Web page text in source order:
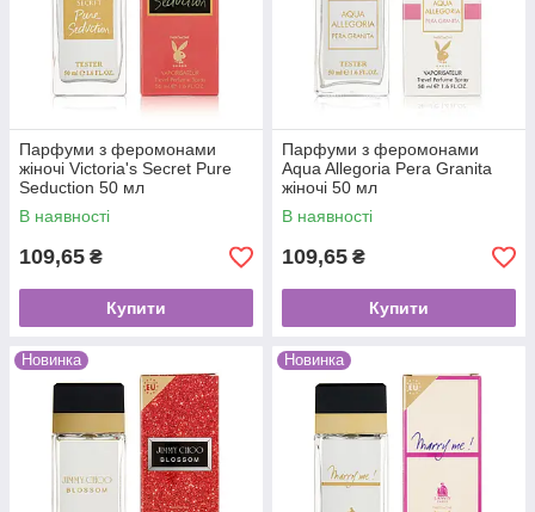
Парфуми з феромонами
жіночі Victoria's Secret Pure
Seduction 50 мл
В наявності
109,65 ₴
Купити
Парфуми з феромонами
Aqua Allegoria Pera Granita
жіночі 50 мл
В наявності
109,65 ₴
Купити
Новинка Новинка